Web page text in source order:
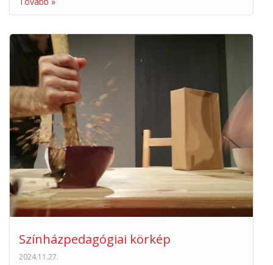
Színházpedagógiai körkép
2024.11.27.